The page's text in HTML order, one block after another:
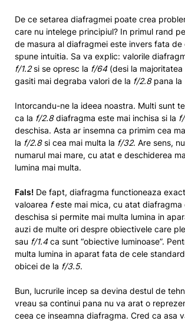
De ce setarea diafragmei poate crea
care nu intelege principiul? In primul rand
de masura al diafragmei este invers fata de
spune intuitia. Sa va explic: valorile
f/1.2si se opresc la f/64(desi la majoritatea
gasiti mai degraba valori de la f/2.8pana la
Intorcandu-ne la ideea noastra. Multi sunt
ca la f/2.8diafragma este mai inchisa si la
deschisa. Asta ar insemna ca primim cea
la f/2.8si cea mai multa la f/32. Are sens,
numarul mai mare, cu atat e deschiderea
lumina mai multa.
Fals! De fapt, diafragma functioneaza
valoarea feste mai mica, cu atat diafragma
deschisa si permite mai multa lumina in
auzi de multe ori despre obiectivele care
sau f/1.4ca sunt “obiective luminoase”.
multa lumina in aparat fata de cele
obicei de la f/3.5.
Bun, lucrurile incep sa devina destul de
vreau sa continui pana nu va arat o
ceea ce inseamna diafragma. Cred ca asa